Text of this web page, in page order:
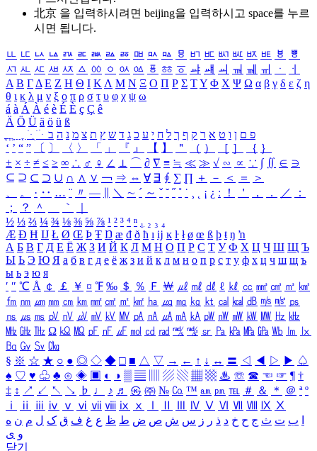
北京 을 입력하시려면 beijing을 입력하시고 space를 누르
시면 됩니다.
ㅥ ㅦ ㅧ ㅨ ㅩ ㅪ ㅫ ㅬ ㅭ ㅮ ㅯ ㅰ ㅱ ㅲ ㅳ ㅴ ㅵ ㅶ ㅷ ㅸ
ㅹ
ㅺ ㅻ ㅼ ㅽ ㅾ ㅿ ㆀ ㆁ ㆂ ㆃ ㆄ ㆅ ㆆ ㆇ ㆈ ㆉ ㆊ ㆋ ㆌ ㆍ
ㆎ
Α Β ΓΔ Ε Ζ Η Θ Ι ΚΛ Μ Ν Ξ Ο Π Ρ Σ ΤΥ Φ Χ Ψ Ω α β γ δ ε ζ η
θ ι κ λ μ ν ξ ο π ρ σ τ υ φ χ ψ ω
á à Á À é è É È ç Ç ê
Ä Ö Ü ä ö ü ß
ִֶֹ ֻּ ׁׂ פ ם ן ו ט א ר ק ף ך ל ח י ע כ ג ד ש ץ ת צ מ נ ה ב
‘ ’ “ ” 〔 〕 〈 〉 「 」 『 』 【 】 ＂ （ ） ［ ］ ｛ ｝
± × ÷ ≠ ≤ ≥ ∞ ∴ ♂ ♀ ∠ ⊥ ⌒ ∂ ∇ ≡ ≒ ≪ ≫ √ ∽ ∝ ∵ ∫ ∬ ∈ ∋
⊆ ⊇ ⊂ ⊃ ∪ ∩ ∧ ∨ ￢ ⇒ ⇔ ∀ ∃ ∮ ∑ ∏ ＋ － ＜ ＝
＞
、
。 · ‥ … ¨ 〃 ― ＼ ∼ ´ ～ ˇ ˘ ˝ ˚ ˙ ¸ ¡ ¿ ː ！ ＇ ， ． ／
：
；
？ ＾ ｀
½ ⅓ ⅔ ¼ ¾ ⅛ ⅜ ⅝ ⅞ ¹ ² ³ ⁴ ⁿ ₁ ₂ ₃ ₄
Æ Ð Ħ Ĳ Ł Ø Œ Þ Ŧ Ŋ æ đ ð ħ ı ĳ ĸ ŀ ł ø œ ß þ ŧ ŋ ŉ
А Б В Г Д Е Ё Ж З И Й К Л М Н О П Р С Т У Ф Х Ц Ч Ш Щ Ъ
Ы Ь Э Ю Я а б в г д е ё ж з и й к л м н о п р с т у ф х ц ч ш щ ъ
ы ь э ю я
′ ″ ℃ Å ￠ ￡ ￥ ¤ ℉ ‰ ＄ ％ Ｆ ￦ ㎕ ㎖ ㎗ ℓ ㎘ ㏄ ㎣ ㎤ ㎥ ㎦
㎙ ㎚ ㎛ ㎜ ㎝ ㎞ ㎟ ㎠ ㎡ ㎢ ㏊ ㎍ ㎎ ㎏ ㏏ ㎈ ㎉ ㏈ ㎧ ㎨ ㎰
㎱ ㎲ ㎳ ㎴ ㎵ ㎶ ㎷ ㎸ ㎹ ㎀ ㎁ ㎂ ㎃ ㎄ ㎺ ㎻ ㎽ ㎾ ㎿ ㎐ ㎑
㎒ ㎓ ㎔ Ω ㏀ ㏁ ㎊ ㎋ ㎌ ㏖ ㏅ ㎭ ㎮ ㎯ ㏛ ㎩ ㎪ ㎫ ㎬ ㏝ ㏐
㏓
㏃ ㏉ ㏜ ㏆
§ ※ ☆ ★ ○ ● ◎ ◇ ◆ □ ■ △ ▽ → ← ↑ ↓ ↔ 〓 ◁ ◀ ▷ ▶ ♤
♠ ♡ ♥ ♧ ♣ ⊙ ◈ ▣ ◐ ◑ ▒ ▤ ▨ ▧ ▦ ▩ ♨ ☏ ☎ ☜ ☞ ¶ †
‡ ↕ ↗ ↙ ↖ ↘ ♭ ♩ ♪ ♬ ㉿ ㈜ № ㏇ ™ ㏂ ㏘ ℡ ＃ ＆ ＊ ＠ ª º
ⅰ
ⅱ ⅲ ⅳ ⅴ ⅵ ⅶ ⅷ ⅸ ⅹ Ⅳ Ⅴ Ⅵ Ⅶ Ⅷ Ⅸ Ⅹ
ب ت ث ج ح خ د ذ ر ز س ش ص ض ط ظ ع غ ف ق ک ل م ن ه
و ی
닫기